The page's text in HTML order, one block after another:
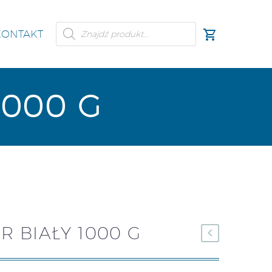
G
BIAŁY 1000 G